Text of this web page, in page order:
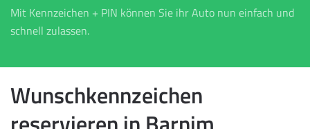
Mit Kennzeichen + PIN können Sie ihr Auto nun einfach und
schnell zulassen.
Wunschkennzeichen